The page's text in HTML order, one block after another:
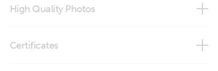
High Quality Photos
Certificates